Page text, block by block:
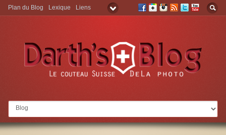
Aller à:
Plan du Blog Lexique Liens